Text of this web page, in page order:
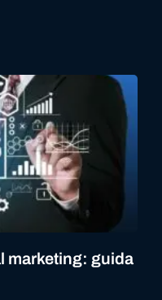
marketing: guida